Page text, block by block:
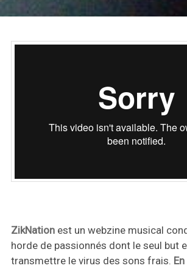
ZikNationest un webzine musical
horde de passionnés dont le seul but
transmettre le virus des sons frais.